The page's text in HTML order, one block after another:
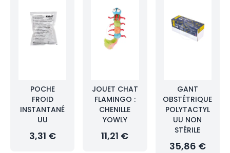
POCHE
FROID
INSTANTANÉ
UU
3,31 €
JOUET CHAT
FLAMINGO :
CHENILLE
YOWLY
11,21 €
GANT
OBSTÉTRIQUE
POLYTACTYL
UU NON
STÉRILE
35,86 €